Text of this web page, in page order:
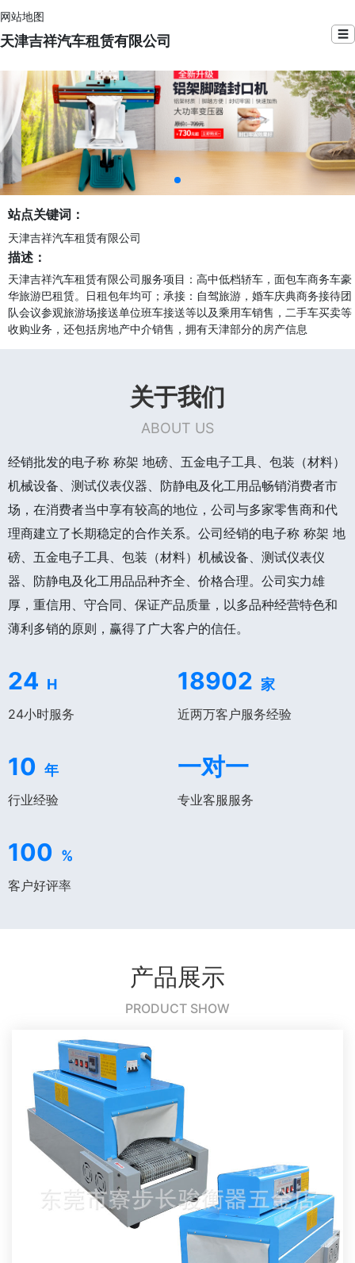
网站地图
天津吉祥汽车租赁有限公司 ☰
站点关键词：
天津吉祥汽车租赁有限公司
描述：
天津吉祥汽车租赁有限公司服务项目：高中低档轿车，面包车商务车豪
华旅游巴租赁。日租包年均可；承接：自驾旅游，婚车庆典商务接待团
队会议参观旅游场接送单位班车接送等以及乘用车销售，二手车买卖等
收购业务，还包括房地产中介销售，拥有天津部分的房产信息
关于我们
ABOUT US
经销批发的电子称 称架 地磅、五金电子工具、包装（材料）
机械设备、测试仪表仪器、防静电及化工用品畅销消费者市
场，在消费者当中享有较高的地位，公司与多家零售商和代
理商建立了长期稳定的合作关系。公司经销的电子称 称架 地
磅、五金电子工具、包装（材料）机械设备、测试仪表仪
器、防静电及化工用品品种齐全、价格合理。公司实力雄
厚，重信用、守合同、保证产品质量，以多品种经营特色和
薄利多销的原则，赢得了广大客户的信任。
24 H
24小时服务
18902 家
近两万客户服务经验
10 年
行业经验
一对一
专业客服服务
100 %
客户好评率
产品展示
PRODUCT SHOW